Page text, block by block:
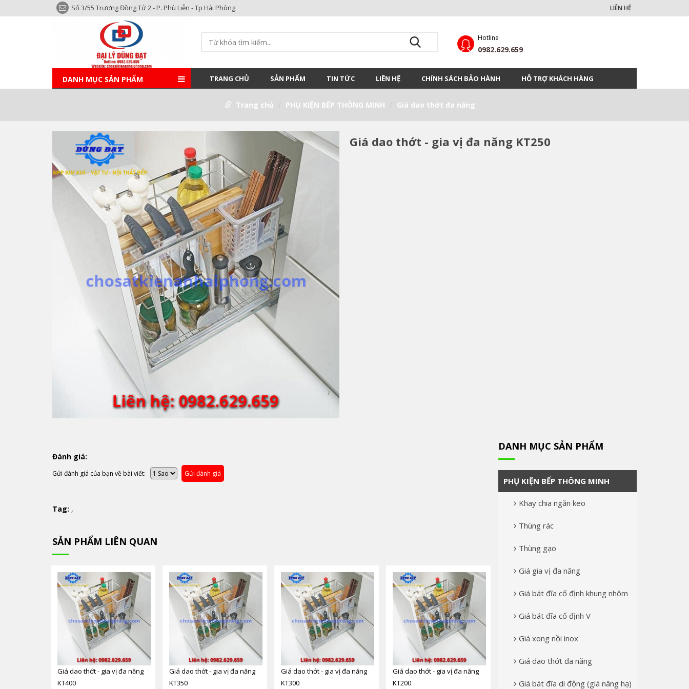
Số 3/55 Trương Đồng Tử 2 - P. Phù Liễn - Tp Hải Phòng LIÊN HỆ
Hotline
0982.629.659
DANH MỤC SẢN PHẨM TRANG CHỦ SẢN PHẨM TIN TỨC LIÊN HỆ CHÍNH SÁCH BẢO HÀNH HỖ TRỢ KHÁCH HÀNG
Trang chủ PHỤ KIỆN BẾP THÔNG MINH Giá dao thớt đa năng
Giá dao thớt - gia vị đa năng KT250
Đánh giá:
Gửi đánh giá của bạn về bài viết: Gửi đánh giá
Tag: ,
SẢN PHẨM LIÊN QUAN
Giá dao thớt - gia vị đa năng
KT400
Giá dao thớt - gia vị đa năng
KT350
Giá dao thớt - gia vị đa năng
KT300
Giá dao thớt - gia vị đa năng
KT200
DANH MỤC SẢN PHẨM
PHỤ KIỆN BẾP THÔNG MINH
Khay chia ngăn keo
Thùng rác
Thùng gạo
Giá gia vị đa năng
Giá bát đĩa cố định khung nhôm
Giá bát đĩa cố định V
Giá xong nồi inox
Giá dao thớt đa năng
Giá bát đĩa di động (giá nâng hạ)